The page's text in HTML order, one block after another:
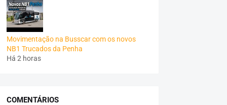
Movimentação na Busscar com os novos
NB1 Trucados da Penha
Há 2 horas
COMENTÁRIOS